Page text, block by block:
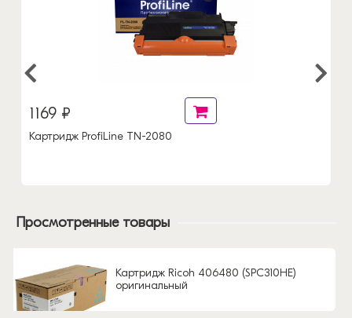
1169 ₽
Картридж ProfiLine TN-2080
Просмотренные товары
Картридж Ricoh 406480 (SPC310HE)
оригинальный